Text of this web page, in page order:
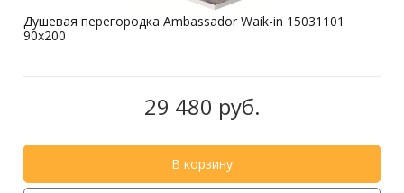
Душевая перегородка Ambassador Waik-in 15031101
90x200
29 480 руб.
В корзину